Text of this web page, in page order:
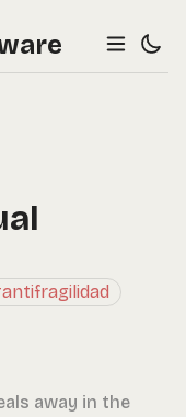
away in the